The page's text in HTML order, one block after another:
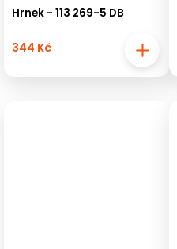
Hrnek - 113 269-5 DB
344 Kč